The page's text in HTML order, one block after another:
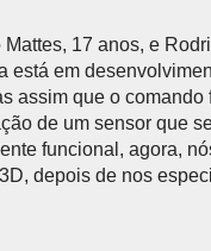
17 anos, e
está em
assim que o comando
de um sensor que
funcional, agora,
depois de nos